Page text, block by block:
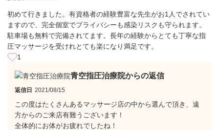
初めて行きました。有資格者の経験豊富な先生がお1人でされてい
ますので、完全個室でプライバシーも感染リスクも守られます。
駐車場も無料で完備されてます。長年の経験からとても丁寧な指
圧マッサージを受けれとても楽になり満足です。
1
青空指圧治療院からの返信
返信日 2021/08/15
この度はたくさんあるマッサージ店の中から選んで頂き、遠
方からのご来店有難うございます！
全体的にお体がお疲れでしたね！